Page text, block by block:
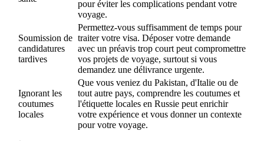
pour éviter les complications pendant votre
voyage.
Soumission de
candidatures
tardives
Permettez-vous suffisamment de temps pour
traiter votre visa. Déposer votre demande
avec un préavis trop court peut compromettre
vos projets de voyage, surtout si vous
demandez une délivrance urgente.
Ignorant les
coutumes
locales
Que vous veniez du Pakistan, d'Italie ou de
tout autre pays, comprendre les coutumes et
l'étiquette locales en Russie peut enrichir
votre expérience et vous donner un contexte
pour votre voyage.